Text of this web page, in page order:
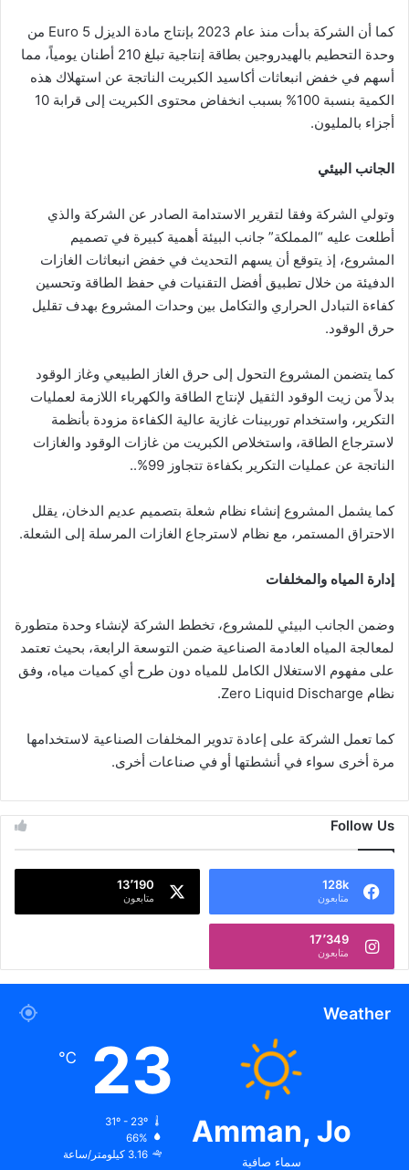
كما أن الشركة بدأت منذ عام 2023 بإنتاج مادة الديزل Euro 5 من
وحدة التحطيم بالهيدروجين بطاقة إنتاجية تبلغ 210 أطنان يومياً، مما
أسهم في خفض انبعاثات أكاسيد الكبريت الناتجة عن استهلاك هذه
الكمية بنسبة 100% بسبب انخفاض محتوى الكبريت إلى قرابة 10
أجزاء بالمليون.
الجانب البيئي
وتولي الشركة وفقا لتقرير الاستدامة الصادر عن الشركة والذي
أطلعت عليه “المملكة” جانب البيئة أهمية كبيرة في تصميم
المشروع، إذ يتوقع أن يسهم التحديث في خفض انبعاثات الغازات
الدفيئة من خلال تطبيق أفضل التقنيات في حفظ الطاقة وتحسين
كفاءة التبادل الحراري والتكامل بين وحدات المشروع بهدف تقليل
حرق الوقود.
كما يتضمن المشروع التحول إلى حرق الغاز الطبيعي وغاز الوقود
بدلاً من زيت الوقود الثقيل لإنتاج الطاقة والكهرباء اللازمة لعمليات
التكرير، واستخدام توربينات غازية عالية الكفاءة مزودة بأنظمة
لاسترجاع الطاقة، واستخلاص الكبريت من غازات الوقود والغازات
الناتجة عن عمليات التكرير بكفاءة تتجاوز 99%..
كما يشمل المشروع إنشاء نظام شعلة بتصميم عديم الدخان، يقلل
الاحتراق المستمر، مع نظام لاسترجاع الغازات المرسلة إلى الشعلة.
إدارة المياه والمخلفات
وضمن الجانب البيئي للمشروع، تخطط الشركة لإنشاء وحدة متطورة
لمعالجة المياه العادمة الصناعية ضمن التوسعة الرابعة، بحيث تعتمد
على مفهوم الاستغلال الكامل للمياه دون طرح أي كميات مياه، وفق
نظام Zero Liquid Discharge.
كما تعمل الشركة على إعادة تدوير المخلفات الصناعية لاستخدامها
مرة أخرى سواء في أنشطتها أو في صناعات أخرى.
Follow Us
128k
متابعون
13٬190
متابعون
17٬349
متابعون
Weather
Amman, Jo
سماء صافية
23
℃
31º - 23º
66%
3.16 كيلومتر/ساعة